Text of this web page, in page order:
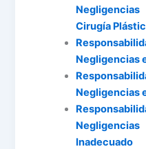
Cirugía
Negligencias
Negligencias